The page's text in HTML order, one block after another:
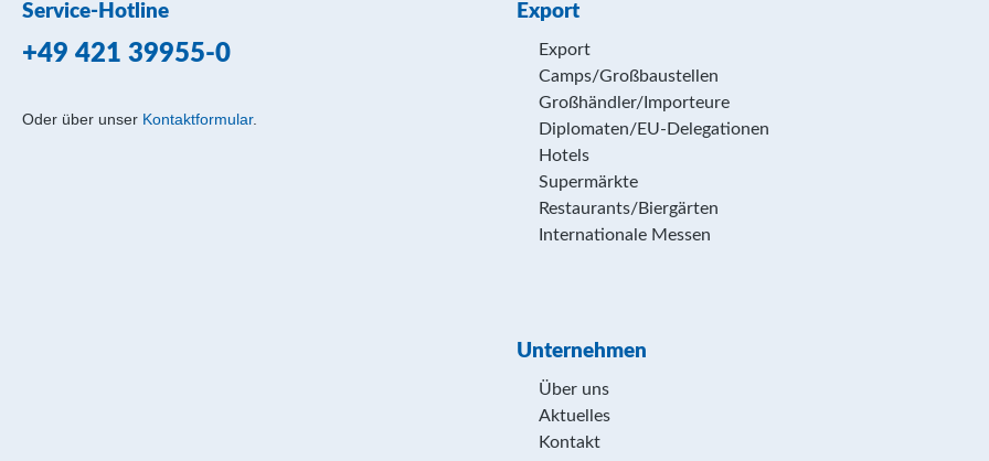
Service-Hotline
+49 421 39955-0
Oder über unser Kontaktformular.
Export
Export
Camps/Großbaustellen
Großhändler/Importeure
Diplomaten/EU-Delegationen
Hotels
Supermärkte
Restaurants/Biergärten
Internationale Messen
Unternehmen
Über uns
Aktuelles
Kontakt